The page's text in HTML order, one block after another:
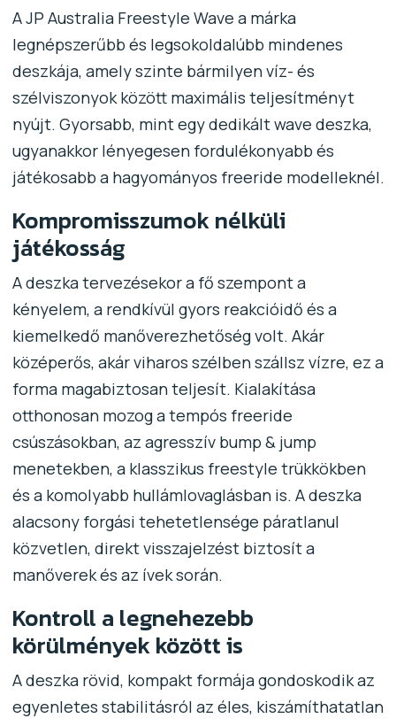
A JP Australia Freestyle Wave a márka
legnépszerűbb és legsokoldalúbb mindenes
deszkája, amely szinte bármilyen víz- és
szélviszonyok között maximális teljesítményt
nyújt. Gyorsabb, mint egy dedikált wave deszka,
ugyanakkor lényegesen fordulékonyabb és
játékosabb a hagyományos freeride modelleknél.
Kompromisszumok nélküli
játékosság
A deszka tervezésekor a fő szempont a
kényelem, a rendkívül gyors reakcióidő és a
kiemelkedő manőverezhetőség volt. Akár
középerős, akár viharos szélben szállsz vízre, ez a
forma magabiztosan teljesít. Kialakítása
otthonosan mozog a tempós freeride
csúszásokban, az agresszív bump & jump
menetekben, a klasszikus freestyle trükkökben
és a komolyabb hullámlovaglásban is. A deszka
alacsony forgási tehetetlensége páratlanul
közvetlen, direkt visszajelzést biztosít a
manőverek és az ívek során.
Kontroll a legnehezebb
körülmények között is
A deszka rövid, kompakt formája gondoskodik az
egyenletes stabilitásról az éles, kiszámíthatatlan